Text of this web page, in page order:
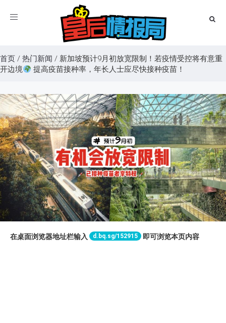
Toggle
首页 / 热门新闻 / 新加坡预计9月初放宽限制！若疫情受控将有意重
开边境
提高疫苗接种率，年长人士应尽快接种疫苗！
在桌面浏览器地址栏输入 d.bq.sg/152915 即可浏览本页内容